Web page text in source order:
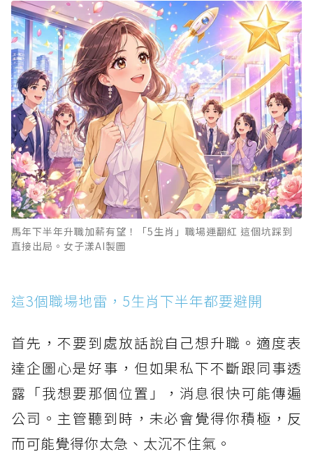
馬年下半年升職加薪有望！「5生肖」職場運翻紅 這個坑踩到
直接出局。女子漾AI製圖
這3個職場地雷，5生肖下半年都要避開
首先，不要到處放話說自己想升職。適度表
達企圖心是好事，但如果私下不斷跟同事透
露「我想要那個位置」，消息很快可能傳遍
公司。主管聽到時，未必會覺得你積極，反
而可能覺得你太急、太沉不住氣。